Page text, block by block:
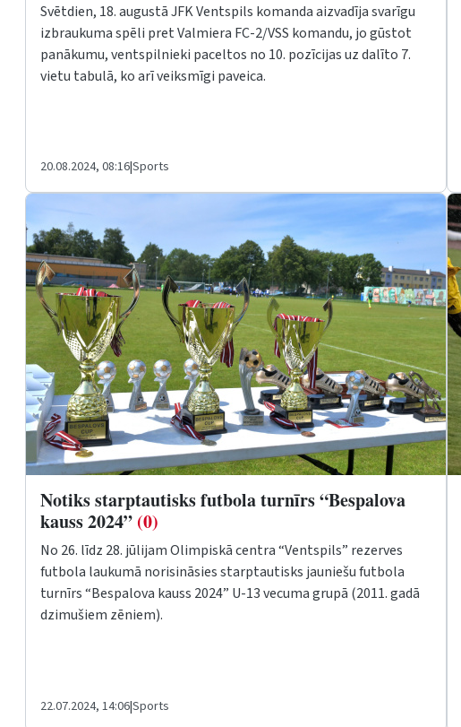
Svētdien, 18. augustā JFK Ventspils komanda aizvadīja svarīgu
izbraukuma spēli pret Valmiera FC-2/VSS komandu, jo gūstot
panākumu, ventspilnieki paceltos no 10. pozīcijas uz dalīto 7.
vietu tabulā, ko arī veiksmīgi paveica.
20.08.2024, 08:16|Sports
Notiks starptautisks futbola turnīrs “Bespalova
kauss 2024” (0)
No 26. līdz 28. jūlijam Olimpiskā centra “Ventspils” rezerves
futbola laukumā norisināsies starptautisks jauniešu futbola
turnīrs “Bespalova kauss 2024” U-13 vecuma grupā (2011. gadā
dzimušiem zēniem).
22.07.2024, 14:06|Sports